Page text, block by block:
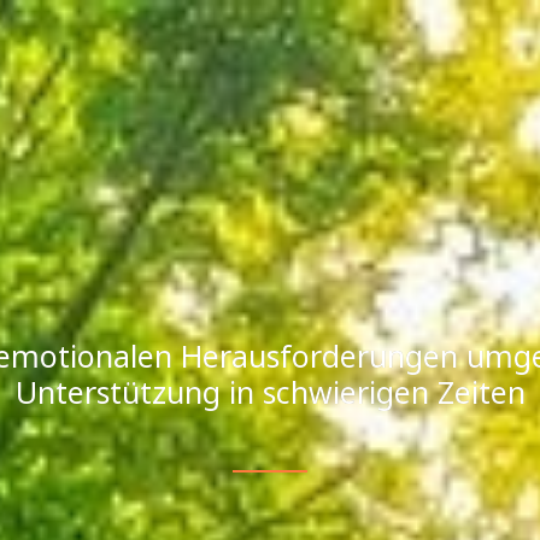
Herausforderungen
Unterstützung in schwierigen Zeiten